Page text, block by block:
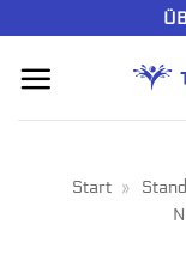
springen
Start »